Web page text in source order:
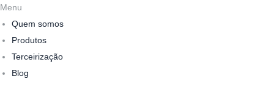
Menu
Quem somos
Produtos
Terceirização
Blog